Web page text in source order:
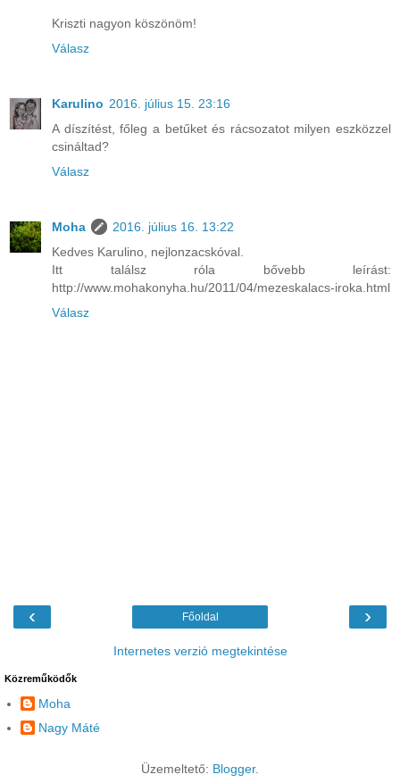
Kriszti nagyon köszönöm!
Válasz
Karulino 2016. július 15. 23:16
A díszítést, főleg a betűket és rácsozatot milyen eszközzel
csináltad?
Válasz
Moha
2016. július 16. 13:22
Kedves Karulino, nejlonzacskóval.
Itt találsz róla bővebb leírást:
http://www.mohakonyha.hu/2011/04/mezeskalacs-iroka.html
Válasz
‹ ›
Főoldal
Internetes verzió megtekintése
Közreműködők
Moha
Nagy Máté
Üzemeltető: Blogger.